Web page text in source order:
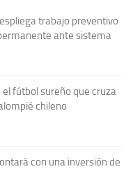
trabajo preventivo
ante sistema
el fútbol sureño que cruza
chileno
con una inversión de